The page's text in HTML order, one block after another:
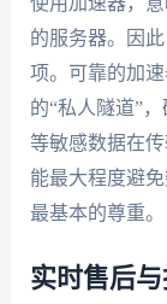
的服务器。因
项。可靠的加
的“私人隧道”
等敏感数据在
能最大程度避
最基本的尊重。
实时售后